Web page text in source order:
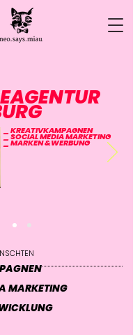
_ KREATIVKAMPAGNEN
_ SOCIAL MEDIA MARKETING
_ MARKEN &WERBUNG
MARKETING